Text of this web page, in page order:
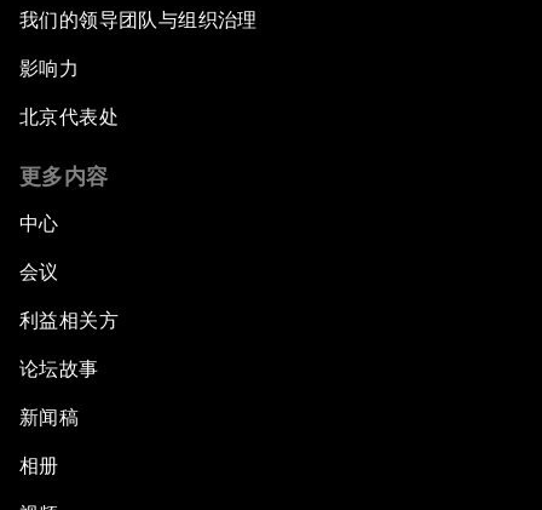
我们的领导团队与组织治理
影响力
北京代表处
更多内容
中心
会议
利益相关方
论坛故事
新闻稿
相册